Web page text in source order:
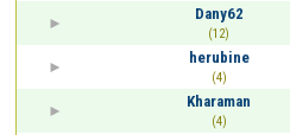
Dany62
(12)
herubine
(4)
Kharaman
(4)